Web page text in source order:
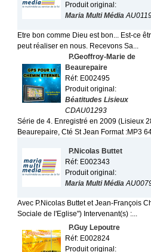
Produit original:
Maria Multi Média
Etre bon comme Dieu est bon... Est-ce
peut réaliser en nous. Recevons Sa...
P.Geoffroy-Marie de
Beaurepaire
Réf: E002495
Produit original:
Béatitudes Lisieux
CDAU01293
Série de 4. Enregistré en 2009 (Lisieux
Beaurepaire, Cté St Jean Format :MP3
P.Nicolas Buttet
Réf: E002343
Produit original:
Maria Multi Média
Avec P.Nicolas Buttet et Jean-François
Sociale de l'Eglise") Intervenant(s) :...
P.Guy Lepoutre
Réf: E002824
Produit original: